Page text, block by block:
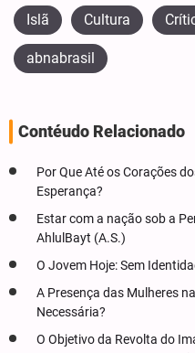
Islã Cultura
abnabrasil
Contéudo Relacionado
Por Que Até os Corações
Esperança?
Estar com a nação sob a
AhlulBayt (A.S.)
O Jovem Hoje: Sem
A Presença das Mulheres
Necessária?
O Objetivo da Revolta do